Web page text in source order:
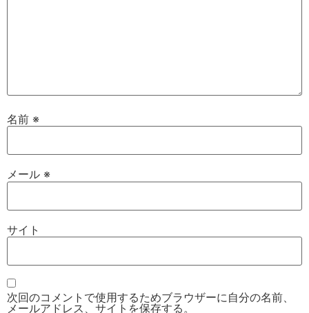
名前 ※
メール ※
サイト
次回のコメントで使用するためブラウザーに自分の名前、
メールアドレス、サイトを保存する。